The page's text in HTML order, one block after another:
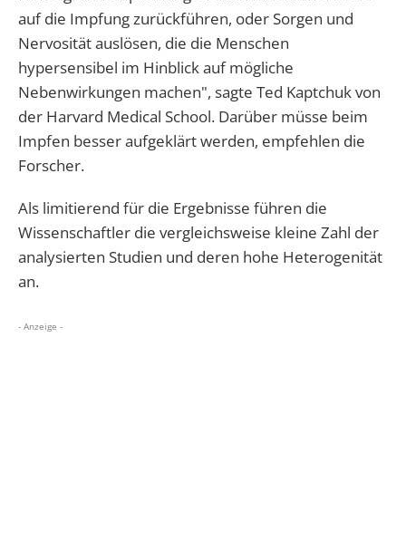
auf die Impfung zurückführen, oder Sorgen und
Nervosität auslösen, die die Menschen
hypersensibel im Hinblick auf mögliche
Nebenwirkungen machen", sagte Ted Kaptchuk von
der Harvard Medical School. Darüber müsse beim
Impfen besser aufgeklärt werden, empfehlen die
Forscher.
Als limitierend für die Ergebnisse führen die
Wissenschaftler die vergleichsweise kleine Zahl der
analysierten Studien und deren hohe Heterogenität
an.
- Anzeige -